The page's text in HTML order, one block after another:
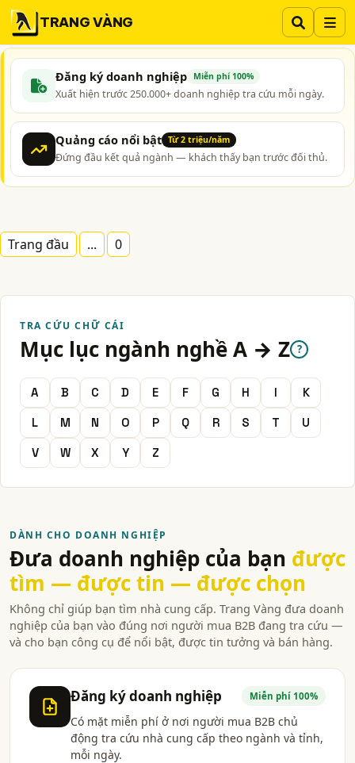
TRANG VÀNG
Đăng ký doanh nghiệp Miễn phí 100%
Xuất hiện trước 250.000+ doanh nghiệp tra cứu mỗi ngày.
Quảng cáo nổi bật Từ 2 triệu/năm
Đứng đầu kết quả ngành — khách thấy bạn trước đối thủ.
Trang đầu ... 0
TRA CỨU CHỮ CÁI
Mục lục ngành nghề A → Z ?
A B C D E F G H I
K
L
M N O P Q R S T
U
V
W X Y Z
DÀNH CHO DOANH NGHIỆP
Đưa doanh nghiệp của bạn được
tìm — được tin — được chọn
Không chỉ giúp bạn tìm nhà cung cấp. Trang Vàng đưa doanh
nghiệp của bạn vào đúng nơi người mua B2B đang tra cứu —
và cho bạn công cụ để nổi bật, được tin tưởng và bán hàng.
Đăng ký doanh nghiệp Miễn phí 100%
Có mặt miễn phí ở nơi người mua B2B chủ
động tra cứu nhà cung cấp theo ngành và tỉnh,
mỗi ngày.